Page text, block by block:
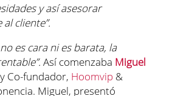
y así asesorar
cliente”.
es cara ni es barata, la
Así comenzaba Miguel
Co-fundador, Hoomvip&
Miguel, presentó